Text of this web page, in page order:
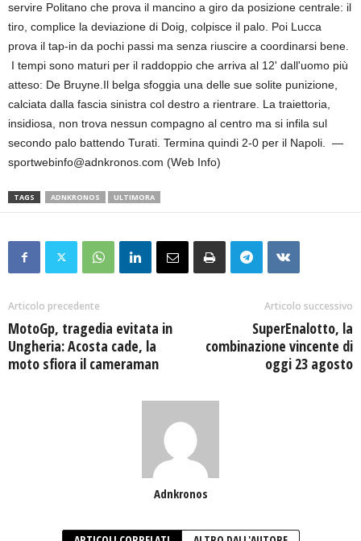
servire Politano che prova il mancino a giro da posizione centrale: il
tiro, complice la deviazione di Doig, colpisce il palo. Poi Lucca
prova il tap-in da pochi passi ma senza riuscire a coordinarsi bene.
I tempi sono maturi per il raddoppio che arriva al 12' dall'uomo più
atteso: De Bruyne.Il belga sfoggia una delle sue solite punizione,
calciata dalla fascia sinistra col destro a rientrare. La traiettoria,
insidiosa, non trova nessun compagno al centro ma si infila sul
secondo palo battendo Turati. Termina quindi 2-0 per il Napoli. —
sportwebinfo@adnkronos.com (Web Info)
TAGS ADNKRONOS ULTIMORA
Articolo precedente
MotoGp, tragedia evitata in
Ungheria: Acosta cade, la
moto sfiora il cameraman
Articolo successivo
SuperEnalotto, la
combinazione vincente di
oggi 23 agosto
Adnkronos